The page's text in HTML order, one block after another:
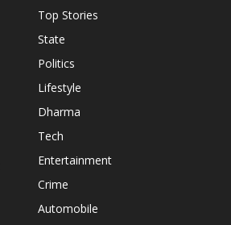
Top Stories
State
Politics
Lifestyle
Dharma
Tech
Entertainment
Crime
Automobile